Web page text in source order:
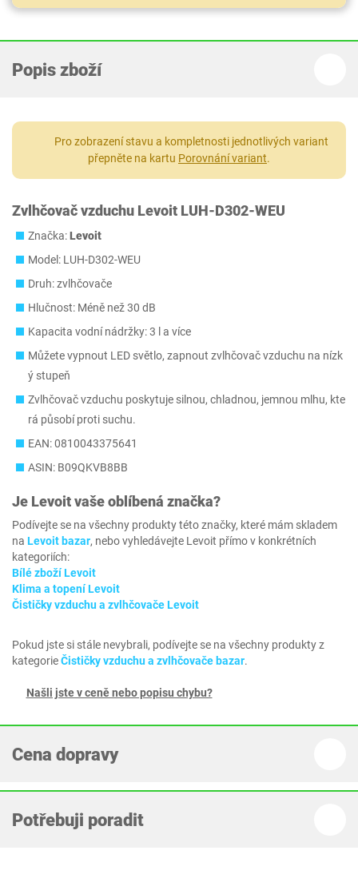
Popis zboží
Pro zobrazení stavu a kompletnosti jednotlivých variant
přepněte na kartu Porovnání variant.
Zvlhčovač vzduchu Levoit LUH-D302-WEU
Značka:Levoit
Model: ‎LUH-D302-WEU
Druh: zvlhčovače
Hlučnost: Méně než 30 dB
Kapacita vodní nádržky: 3 l a více
Můžete vypnout LED světlo, zapnout zvlhčovač vzduchu na nízk
ý stupeň
Zvlhčovač vzduchu poskytuje silnou, chladnou, jemnou mlhu, kte
rá působí proti suchu.
EAN: 0810043375641
ASIN: B09QKVB8BB
Je Levoitvaše oblíbená značka?
Podívejte se na všechny produkty této značky, které mám skladem
na Levoit bazar, nebo vyhledávejte Levoit přímo v konkrétních
kategoriích:
Bílé zboží Levoit
Klima a topení Levoit
Čističky vzduchu a zvlhčovače Levoit
Pokud jste si stále nevybrali, podívejte se na všechny produkty z
kategorieČističky vzduchu a zvlhčovače bazar.
Našli jste v ceně nebo popisu chybu?
Cena dopravy
Potřebuji poradit